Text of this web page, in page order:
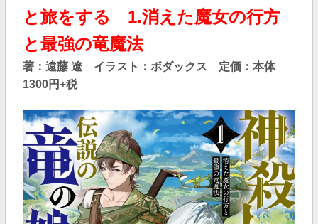
と旅をする 1.消えた魔女の行方
と最強の竜魔法
著：遠藤 遼 イラスト：ボダックス 定価：本体
1300円+税